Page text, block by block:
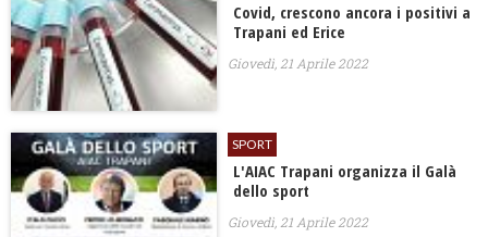
Covid, crescono ancora i positivi a
Trapani ed Erice
Giovedì, 21 Aprile 2022
SPORT
L'AIAC Trapani organizza il Galà
dello sport
Giovedì, 21 Aprile 2022